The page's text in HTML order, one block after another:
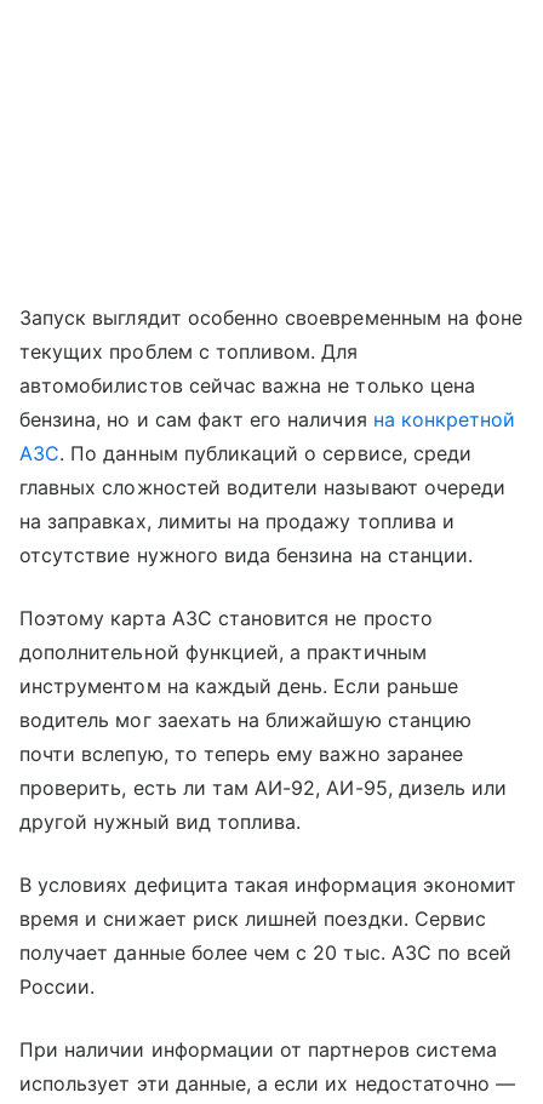
Запуск выглядит особенно своевременным на фоне
текущих проблем с топливом. Для
автомобилистов сейчас важна не только цена
бензина, но и сам факт его наличия на конкретной
АЗС. По данным публикаций о сервисе, среди
главных сложностей водители называют очереди
на заправках, лимиты на продажу топлива и
отсутствие нужного вида бензина на станции.
Поэтому карта АЗС становится не просто
дополнительной функцией, а практичным
инструментом на каждый день. Если раньше
водитель мог заехать на ближайшую станцию
почти вслепую, то теперь ему важно заранее
проверить, есть ли там АИ-92, АИ-95, дизель или
другой нужный вид топлива.
В условиях дефицита такая информация экономит
время и снижает риск лишней поездки. Сервис
получает данные более чем с 20 тыс. АЗС по всей
России.
При наличии информации от партнеров система
использует эти данные, а если их недостаточно —